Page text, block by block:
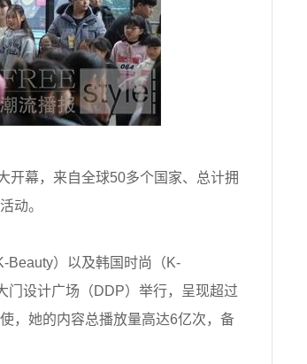
幕，来自全球50多个国家、总计拥
动。
）以及韩国时尚（K-
门设计广场（DDP）举行，呈现超过
，她的内容总播放量高达6亿次，备